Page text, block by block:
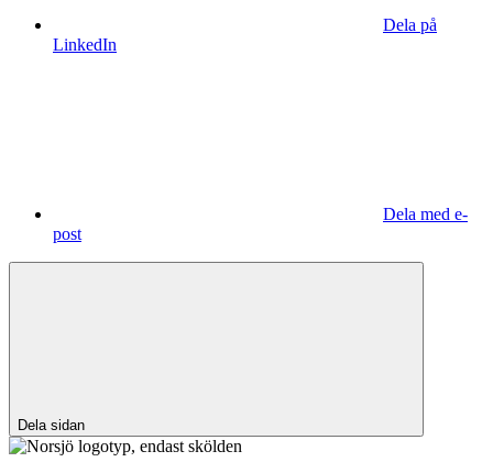
Dela på
LinkedIn
Dela med e-
post
Dela sidan